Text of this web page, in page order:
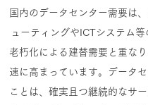
国内のデータセンター需要は
ューティングやICTシステム
老朽化による建替需要と重な
速に高まっています。データ
ことは、確実且つ継続的なサ